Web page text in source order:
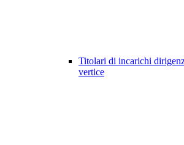
Titolari di incarichi
vertice